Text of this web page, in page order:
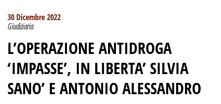
30 Dicembre 2022
Giudiziaria
L’OPERAZIONE ANTIDROGA
‘IMPASSE’, IN LIBERTA’ SILVIA
SANO’ E ANTONIO ALESSANDRO